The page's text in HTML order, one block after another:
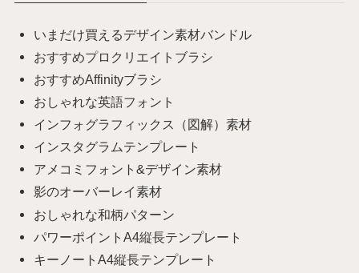
いまだけ買えるデザイン素材バンドル
おすすめプロクリエイトブラシ
おすすめAffinityブラシ
おしゃれな英語フォント
インフォグラフィックス（図解）素材
インスタグラムテンプレート
アメコミフォント&デザイン素材
影のオーバーレイ素材
おしゃれな和柄パターン
パワーポイントA4縦長テンプレート
キーノートA4縦長テンプレート